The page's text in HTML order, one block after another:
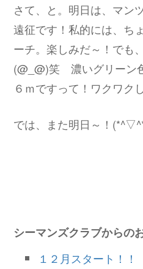
さて、と。明日は、マン
遠征です！私的には、ち
ーチ。楽しみだ～！でも
(@_@)笑 濃いグリーン
６ｍですって！ワクワク
では、また明日～！
シーマンズクラブからの
１２月スタート！